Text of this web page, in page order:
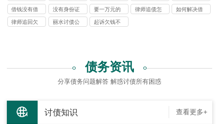
案
起诉吗
欠钱吗
拉黑了怎么
办
诉该打什么
电话
钱一直不还
我该怎么办
诉找律师
还可以报警
借钱没有借
条不还怎么
没有身份证
号如何起诉
要一万元的
债要多少律
律师追债怎
如何解决借
律师追回欠
丽水讨债公
起诉欠钱不
债务资讯
分享债务问题解答 解惑讨债所有困惑
讨债知识 查看更多+